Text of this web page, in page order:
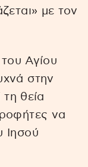
με τον
Αγίου
στην
τη θεία
να
Ιησού